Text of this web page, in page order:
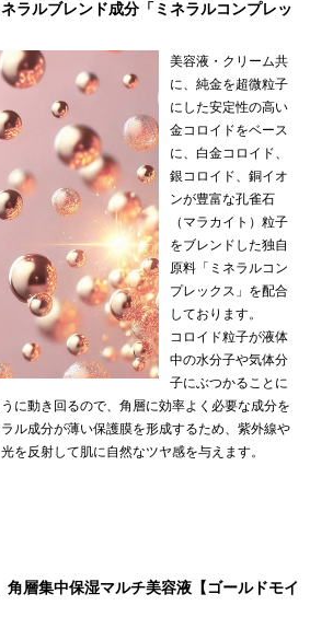
ラルブレンド成分「ミネラルコンプレッ
美容液・クリーム共
に、純金を超微粒子
にした安定性の高い
金コロイドをベース
に、白金コロイド、
銀コロイド、銅イオ
ンが豊富な孔雀石
（マラカイト）粒子
をブレンドした独自
原料「ミネラルコン
プレックス」を配合
しております。
コロイド粒子が液体
中の水分子や気体分
子にぶつかることに
に動き回るので、角層に効率よく必要な成分を
ル成分が薄い保護膜を形成するため、紫外線や
を反射して肌に自然なツヤ感を与えます。
層集中保湿マルチ美容液【ゴールドモイ